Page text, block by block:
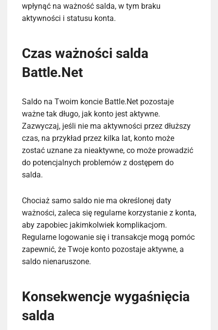
wpłynąć na ważność salda, w tym braku
aktywności i statusu konta.
Czas ważności salda
Battle.Net
Saldo na Twoim koncie Battle.Net pozostaje
ważne tak długo, jak konto jest aktywne.
Zazwyczaj, jeśli nie ma aktywności przez dłuższy
czas, na przykład przez kilka lat, konto może
zostać uznane za nieaktywne, co może prowadzić
do potencjalnych problemów z dostępem do
salda.
Chociaż samo saldo nie ma określonej daty
ważności, zaleca się regularne korzystanie z konta,
aby zapobiec jakimkolwiek komplikacjom.
Regularne logowanie się i transakcje mogą pomóc
zapewnić, że Twoje konto pozostaje aktywne, a
saldo nienaruszone.
Konsekwencje wygaśnięcia
salda